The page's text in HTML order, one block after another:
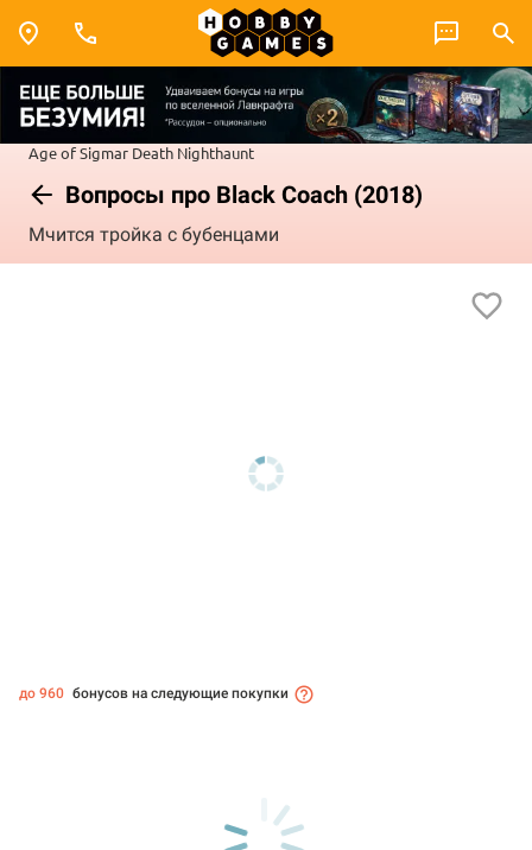
Age of Sigmar Death Nighthaunt
Вопросы про Black Coach (2018)
Мчится тройка с бубенцами
до 960 бонусов на следующие покупки